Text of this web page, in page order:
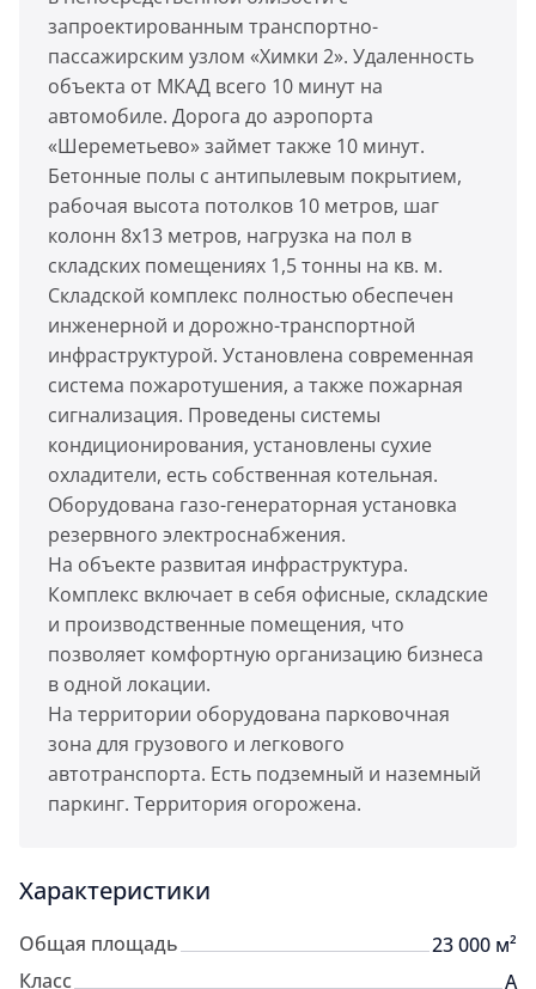
запроектированным транспортно-
пассажирским узлом «Химки 2». Удаленность
объекта от МКАД всего 10 минут на
автомобиле. Дорога до аэропорта
«Шереметьево» займет также 10 минут.
Бетонные полы с антипылевым покрытием,
рабочая высота потолков 10 метров, шаг
колонн 8х13 метров, нагрузка на пол в
складских помещениях 1,5 тонны на кв. м.
Складской комплекс полностью обеспечен
инженерной и дорожно-транспортной
инфраструктурой. Установлена современная
система пожаротушения, а также пожарная
сигнализация. Проведены системы
кондиционирования, установлены сухие
охладители, есть собственная котельная.
Оборудована газо-генераторная установка
резервного электроснабжения.
На объекте развитая инфраструктура.
Комплекс включает в себя офисные, складские
и производственные помещения, что
позволяет комфортную организацию бизнеса
в одной локации.
На территории оборудована парковочная
зона для грузового и легкового
автотранспорта. Есть подземный и наземный
паркинг. Территория огорожена.
Характеристики
Общая площадь
23 000 м²
Класс
A